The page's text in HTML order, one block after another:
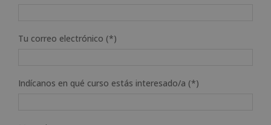
Tu correo electrónico (*)
Indícanos en qué curso estás interesado/a (*)